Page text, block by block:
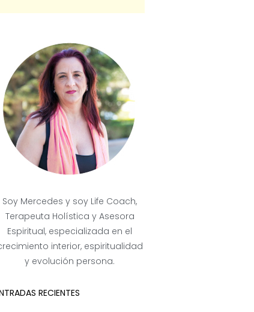
Soy Mercedes y soy Life Coach,
Terapeuta Holística y Asesora
Espiritual, especializada en el
interior, espiritualidad
y evolución persona.
RECIENTES